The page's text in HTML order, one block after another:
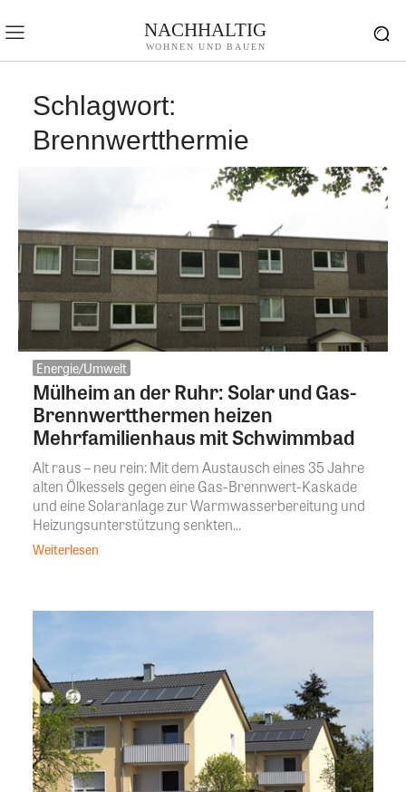
NACHHALTIG
WOHNEN UND BAUEN
Schlagwort:
Brennwertthermie
Energie/Umwelt
Mülheim an der Ruhr: Solar und Gas-
Brennwertthermen heizen
Mehrfamilienhaus mit Schwimmbad
Alt raus – neu rein: Mit dem Austausch eines 35 Jahre
alten Ölkessels gegen eine Gas-Brennwert-Kaskade
und eine Solaranlage zur Warmwasserbereitung und
Heizungsunterstützung senkten...
Weiterlesen